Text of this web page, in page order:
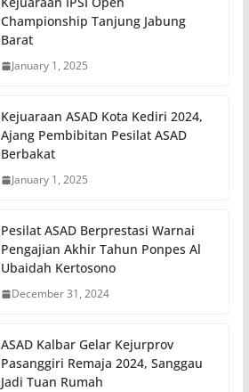
Championship Tanjung Jabung
Barat
January 1, 2025
Kejuaraan ASAD Kota Kediri 2024,
Ajang Pembibitan Pesilat ASAD
Berbakat
January 1, 2025
Pesilat ASAD Berprestasi Warnai
Pengajian Akhir Tahun Ponpes Al
Ubaidah Kertosono
December 31, 2024
ASAD Kalbar Gelar Kejurprov
Pasanggiri Remaja 2024, Sanggau
Jadi Tuan Rumah